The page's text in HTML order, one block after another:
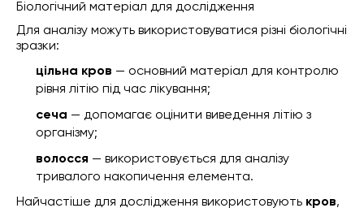
Біологічний матеріал для дослідження
Для аналізу можуть використовуватися різні біологічні
зразки:
цільна кров — основний матеріал для контролю
рівня літію під час лікування;
сеча — допомагає оцінити виведення літію з
організму;
волосся — використовується для аналізу
тривалого накопичення елемента.
Найчастіше для дослідження використовують кров,